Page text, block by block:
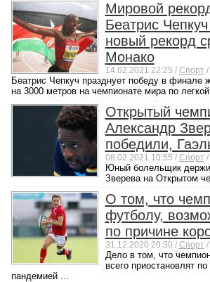
Мировой
Беатрис
новый рекорд
Монако
14.02.2021 22:25 / Спорт
Беатрис Чепкуч празднует победу в финале
на 3000 метров на чемпионате мира по
Открытый
Александр
победили,
08.02.2021 10:55 / Спорт
Юный болельщик
Зверева на Открытом
О том, что
футболу,
по причине
31.12.2020 20:30 / Спорт
Дело в том, что
всего приостановлят
пандемией ...